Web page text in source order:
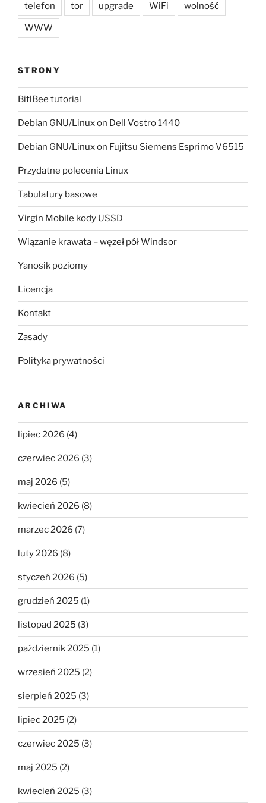
telefon tor upgrade WiFi wolność
WWW
STRONY
BitlBee tutorial
Debian GNU/Linux on Dell Vostro 1440
Debian GNU/Linux on Fujitsu Siemens Esprimo V6515
Przydatne polecenia Linux
Tabulatury basowe
Virgin Mobile kody USSD
Wiązanie krawata – węzeł pół Windsor
Yanosik poziomy
Licencja
Kontakt
Zasady
Polityka prywatności
ARCHIWA
lipiec 2026 (4)
czerwiec 2026 (3)
maj 2026 (5)
kwiecień 2026 (8)
marzec 2026 (7)
luty 2026 (8)
styczeń 2026 (5)
grudzień 2025 (1)
listopad 2025 (3)
październik 2025 (1)
wrzesień 2025 (2)
sierpień 2025 (3)
lipiec 2025 (2)
czerwiec 2025 (3)
maj 2025 (2)
kwiecień 2025 (3)